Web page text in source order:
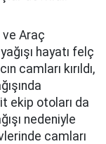
Araç
hayatı felç
camları kırıldı,
ekip otoları da
nedeniyle
camları